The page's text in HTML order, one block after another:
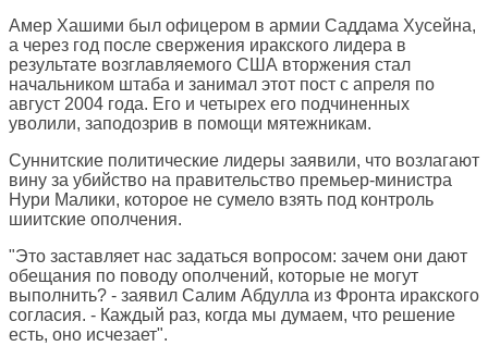
Амер Хашими был офицером в армии Саддама Хусейна,
а через год после свержения иракского лидера в
результате возглавляемого США вторжения стал
начальником штаба и занимал этот пост с апреля по
август 2004 года. Его и четырех его подчиненных
уволили, заподозрив в помощи мятежникам.
Суннитские политические лидеры заявили, что возлагают
вину за убийство на правительство премьер-министра
Нури Малики, которое не сумело взять под контроль
шиитские ополчения.
"Это заставляет нас задаться вопросом: зачем они дают
обещания по поводу ополчений, которые не могут
выполнить? - заявил Салим Абдулла из Фронта иракского
согласия. - Каждый раз, когда мы думаем, что решение
есть, оно исчезает".